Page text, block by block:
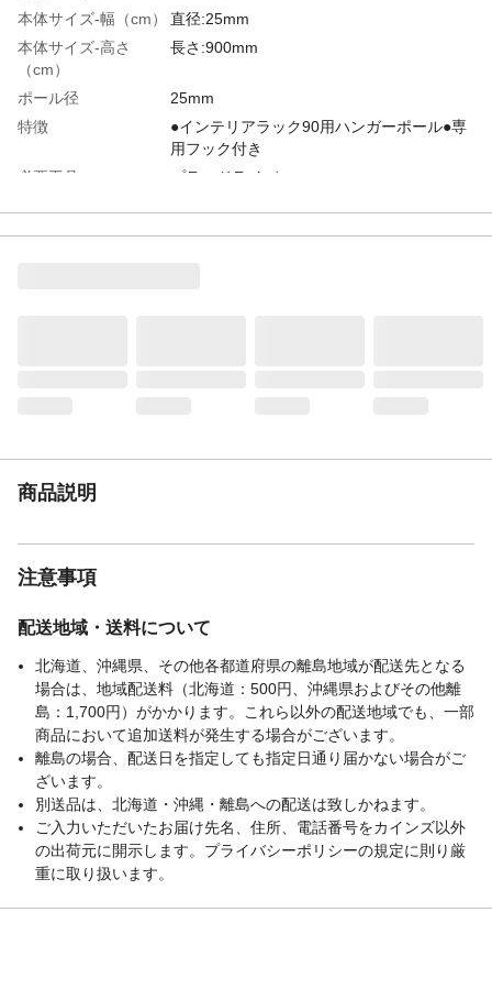
本体サイズ-幅（cm）
直径:25mm
本体サイズ-高さ
（cm）
長さ:900mm
ポール径
25mm
特徴
●インテリアラック90用ハンガーポール●専
用フック付き
必要工具
プラスドライバー
付属品／セット内容
専用フック
商品説明
注意事項
配送地域・送料について
北海道、沖縄県、その他各都道府県の離島地域が配送先となる
場合は、地域配送料（北海道：500円、沖縄県およびその他離
島：1,700円）がかかります。これら以外の配送地域でも、一部
商品において追加送料が発生する場合がございます。
離島の場合、配送日を指定しても指定日通り届かない場合がご
ざいます。
別送品は、北海道・沖縄・離島への配送は致しかねます。
ご入力いただいたお届け先名、住所、電話番号をカインズ以外
の出荷元に開示します。プライバシーポリシーの規定に則り厳
重に取り扱います。